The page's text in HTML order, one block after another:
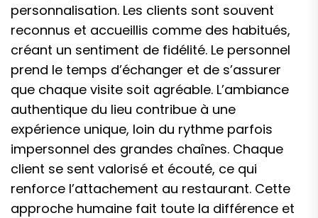
personnalisation. Les clients sont souvent
reconnus et accueillis comme des habitués,
créant un sentiment de fidélité. Le personnel
prend le temps d’échanger et de s’assurer
que chaque visite soit agréable. L’ambiance
authentique du lieu contribue à une
expérience unique, loin du rythme parfois
impersonnel des grandes chaînes. Chaque
client se sent valorisé et écouté, ce qui
renforce l’attachement au restaurant. Cette
approche humaine fait toute la différence et